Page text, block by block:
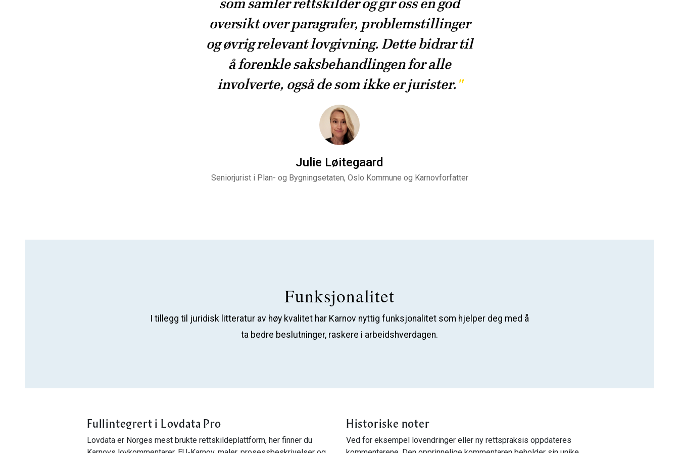
som samler rettskilder og gir oss en god
oversikt over paragrafer, problemstillinger
og øvrig relevant lovgivning. Dette bidrar til
å forenkle saksbehandlingen for alle
involverte, også de som ikke er jurister.
Julie Løitegaard
Seniorjurist i Plan- og Bygningsetaten, Oslo Kommune og Karnovforfatter
Funksjonalitet
I tillegg til juridisk litteratur av høy kvalitet har Karnov nyttig funksjonalitet som hjelper deg med å
ta bedre beslutninger, raskere i arbeidshverdagen.
Fullintegrert i Lovdata Pro
Lovdata er Norges mest brukte rettskildeplattform, her finner du
Historiske noter
Ved for eksempel lovendringer eller ny rettspraksis oppdateres